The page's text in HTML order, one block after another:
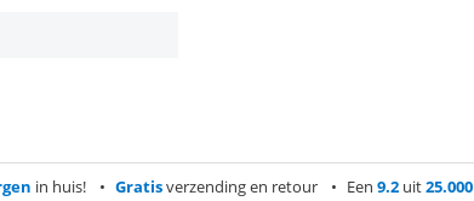
in huis! Gratisverzending en retour Een 9.2 uit25.000